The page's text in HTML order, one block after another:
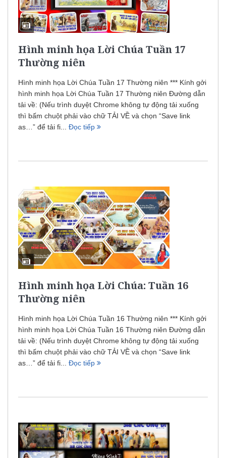
Hình minh họa Lời Chúa Tuần 17
Thường niên
Hình minh họa Lời Chúa Tuần 17 Thường niên *** Kính gởi
hình minh họa Lời Chúa Tuần 17 Thường niên Đường dẫn
tải về: (Nếu trình duyệt Chrome không tự động tải xuống
thì bấm chuột phải vào chữ TẢI VỀ và chọn “Save link
as…” để tải fi... Đọc tiếp
Hình minh họa Lời Chúa: Tuần 16
Thường niên
Hình minh họa Lời Chúa Tuần 16 Thường niên *** Kính gởi
hình minh họa Lời Chúa Tuần 16 Thường niên Đường dẫn
tải về: (Nếu trình duyệt Chrome không tự động tải xuống
thì bấm chuột phải vào chữ TẢI VỀ và chọn “Save link
as…” để tải fi... Đọc tiếp